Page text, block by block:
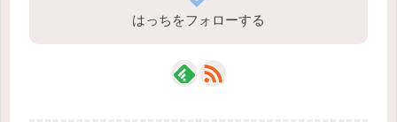
はっちをフォローする